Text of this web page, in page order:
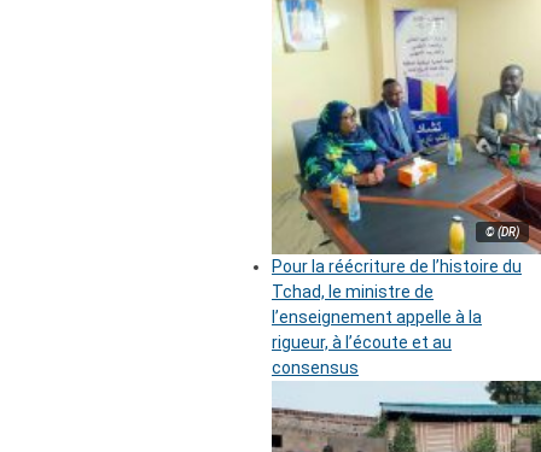
© (DR)
Pour la réécriture de l’histoire du
Tchad, le ministre de
l’enseignement appelle à la
rigueur, à l’écoute et au
consensus